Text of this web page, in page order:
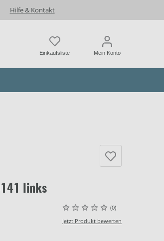
Hilfe & Kontakt
Einkaufsliste Mein Konto
links
(0)
Jetzt Produkt bewerten